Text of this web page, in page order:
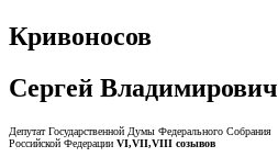
Кривоносов
Сергей Владимирович
Депутат Государственной Думы Федерального Собрания
Российской Федерации VI,VII,VIII созывов